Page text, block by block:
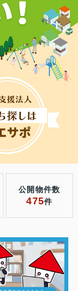
公開物件数
475件